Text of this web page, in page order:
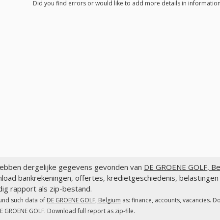
Did you find errors or would like to add more details in
dergelijke gegevens gevonden van DE GROENE GOLF,
bankrekeningen, offertes, kredietgeschiedenis, belastingen
rapport als zip-bestand.
such data of DE GROENE GOLF, Belgium as: finance, accounts, vacancies.
GROENE GOLF. Download full report as zip-file.